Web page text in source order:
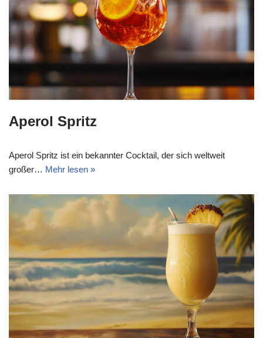
Aperol Spritz
Aperol Spritz ist ein bekannter Cocktail, der sich weltweit
großer… Mehr lesen »